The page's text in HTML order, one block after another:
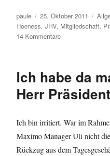
Autor
paule
Veröffentlicht
am
25. Oktober 2011
Hoeness,JHV, Mitgliedschaft,
14 Kommentarezu
Problem
Ich
Vertretung
Ich habe da
Herr Präsident
Ich bin irritiert. War im
Maximo Manager Uli nicht
Rückzug aus dem